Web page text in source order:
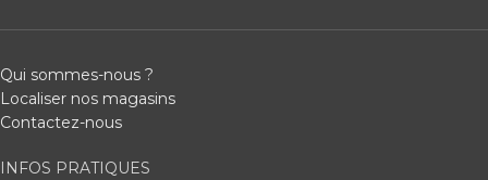
Qui sommes-nous ?
Localiser nos magasins
Contactez-nous
INFOS PRATIQUES